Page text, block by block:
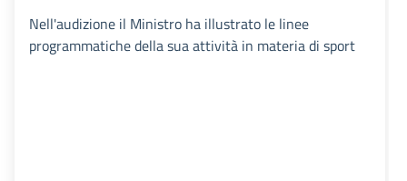
Nell'audizione il Ministro ha illustrato le linee
programmatiche della sua attività in materia di sport